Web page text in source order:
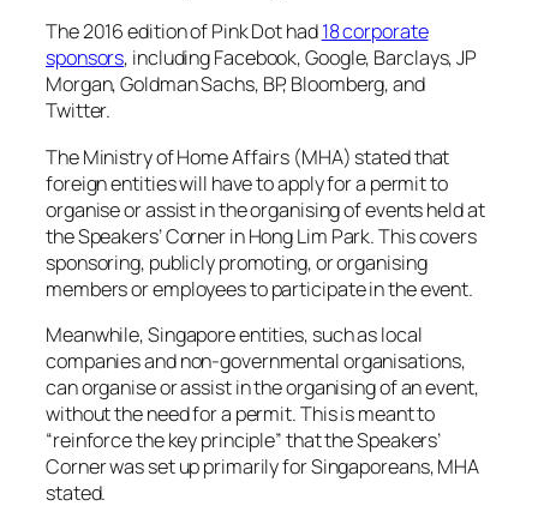
The 2016 edition of Pink Dot had18 corporate
sponsors, including Facebook, Google, Barclays, JP
Morgan, Goldman Sachs, BP, Bloomberg, and
Twitter.
The Ministry of Home Affairs (MHA) stated that
foreign entities will have to apply for a permit to
organise or assist in the organising of events held at
the Speakers’ Corner in Hong Lim Park. This covers
sponsoring, publicly promoting, or organising
members or employees to participate in the event.
Meanwhile, Singapore entities, such as local
companies and non-governmental organisations,
can organise or assist in the organising of an event,
without the need for a permit. This is meant to
“reinforce the key principle” that the Speakers’
Corner was set up primarily for Singaporeans, MHA
stated.